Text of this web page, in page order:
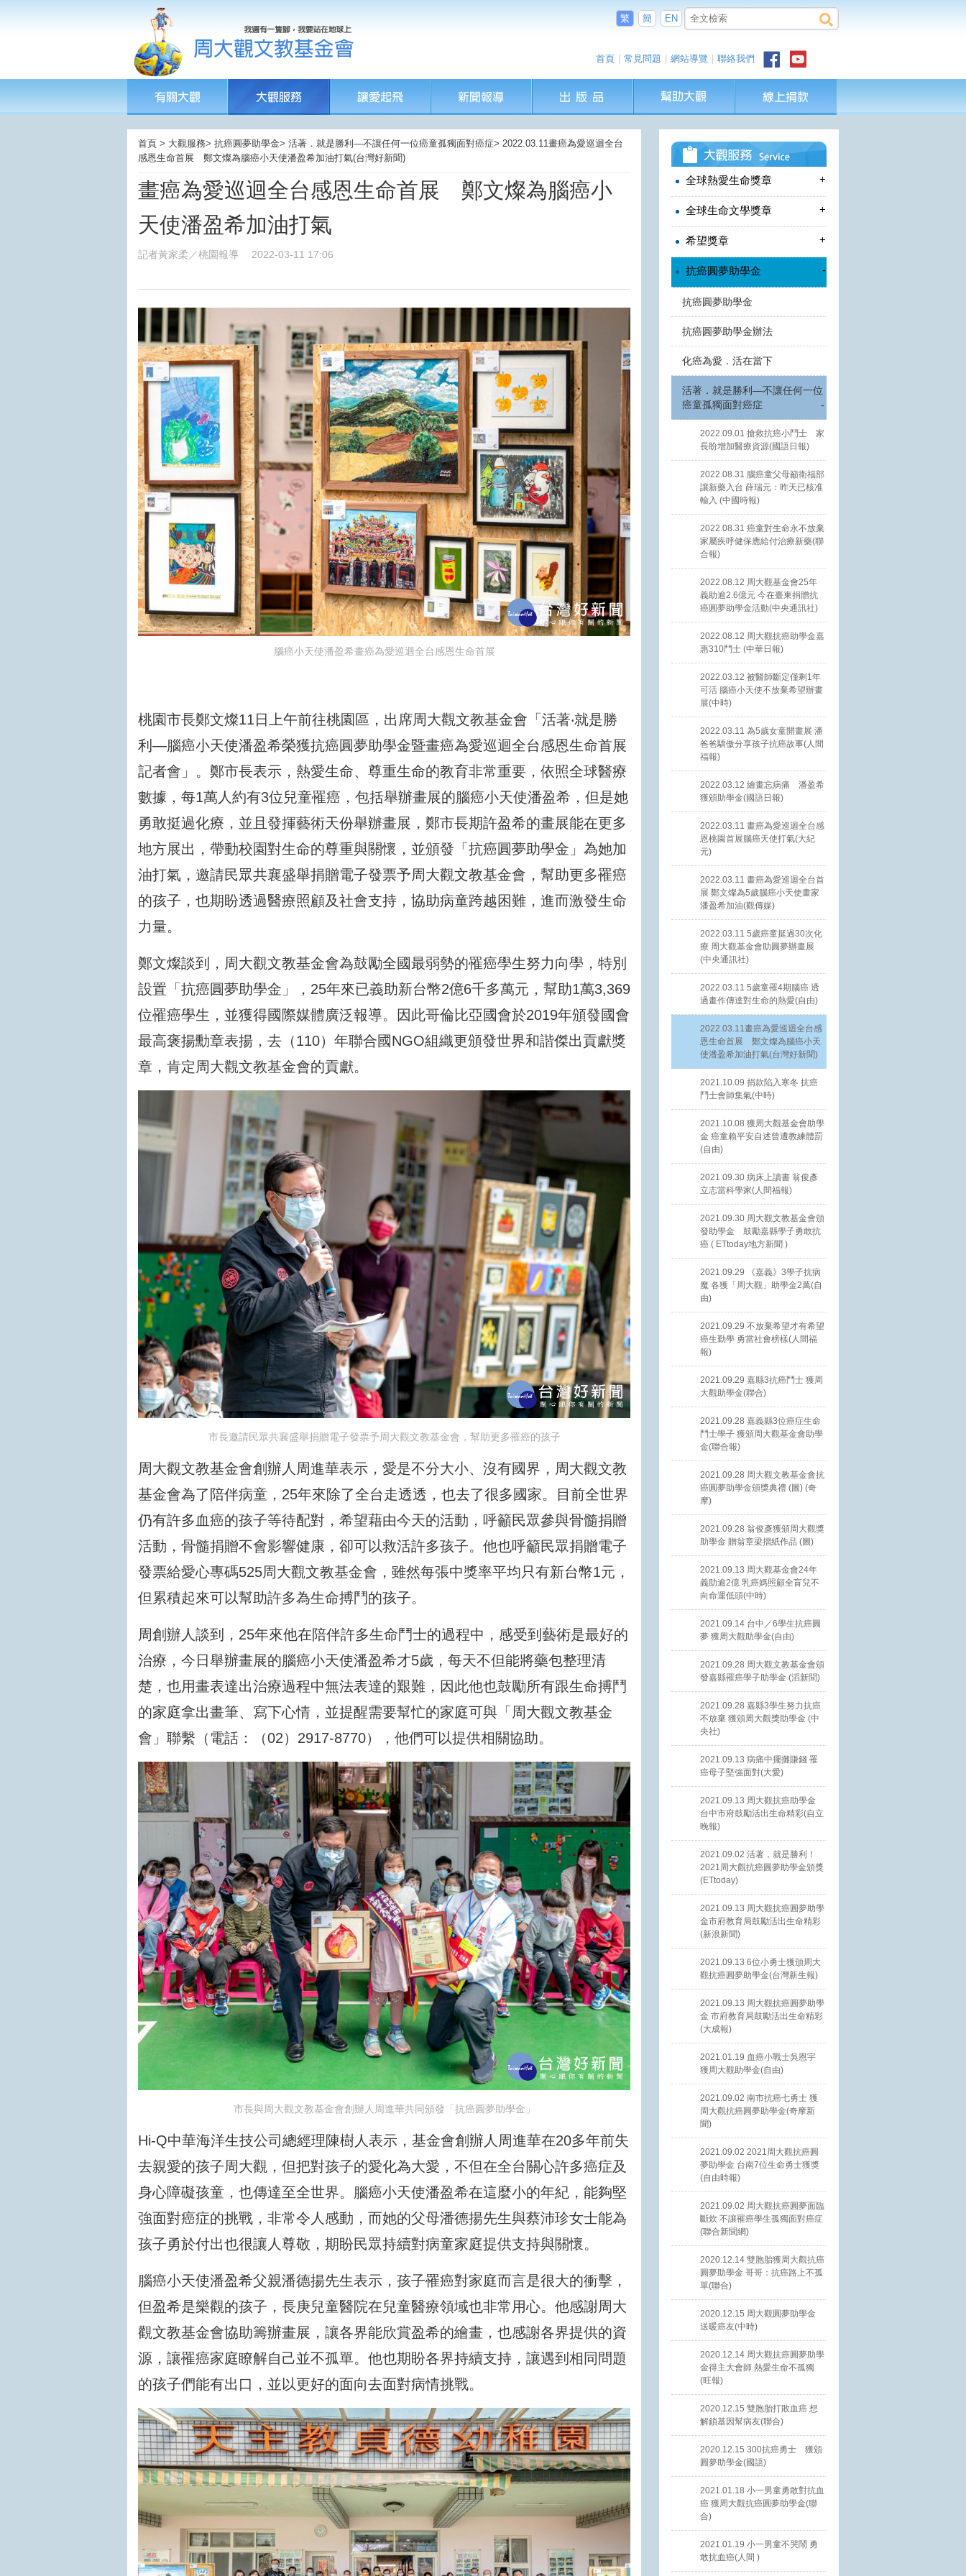
繁 簡 EN
首頁 常見問題 網站導覽 聯絡我們
首頁 > 大觀服務> 抗癌圓夢助學金> 活著．就是勝利—不讓任何一位癌童孤獨面對癌症> 2022.03.11畫癌為愛巡迴全台
感恩生命首展 鄭文燦為腦癌小天使潘盈希加油打氣(台灣好新聞)
畫癌為愛巡迴全台感恩生命首展 鄭文燦為腦癌小
天使潘盈希加油打氣
記者黃家柔／桃園報導 2022-03-11 17:06
腦癌小天使潘盈希畫癌為愛巡迴全台感恩生命首展
桃園市長鄭文燦11日上午前往桃園區，出席周大觀文教基金會「活著‧就是勝
利—腦癌小天使潘盈希榮獲抗癌圓夢助學金暨畫癌為愛巡迴全台感恩生命首展
記者會」。鄭市長表示，熱愛生命、尊重生命的教育非常重要，依照全球醫療
數據，每1萬人約有3位兒童罹癌，包括舉辦畫展的腦癌小天使潘盈希，但是她
勇敢挺過化療，並且發揮藝術天份舉辦畫展，鄭市長期許盈希的畫展能在更多
地方展出，帶動校園對生命的尊重與關懷，並頒發「抗癌圓夢助學金」為她加
油打氣，邀請民眾共襄盛舉捐贈電子發票予周大觀文教基金會，幫助更多罹癌
的孩子，也期盼透過醫療照顧及社會支持，協助病童跨越困難，進而激發生命
力量。
鄭文燦談到，周大觀文教基金會為鼓勵全國最弱勢的罹癌學生努力向學，特別
設置「抗癌圓夢助學金」，25年來已義助新台幣2億6千多萬元，幫助1萬3,369
位罹癌學生，並獲得國際媒體廣泛報導。因此哥倫比亞國會於2019年頒發國會
最高褒揚勳章表揚，去（110）年聯合國NGO組織更頒發世界和諧傑出貢獻獎
章，肯定周大觀文教基金會的貢獻。
市長邀請民眾共襄盛舉捐贈電子發票予周大觀文教基金會，幫助更多罹癌的孩子
周大觀文教基金會創辦人周進華表示，愛是不分大小、沒有國界，周大觀文教
基金會為了陪伴病童，25年來除了全台走透透，也去了很多國家。目前全世界
仍有許多血癌的孩子等待配對，希望藉由今天的活動，呼籲民眾參與骨髓捐贈
活動，骨髓捐贈不會影響健康，卻可以救活許多孩子。他也呼籲民眾捐贈電子
發票給愛心專碼525周大觀文教基金會，雖然每張中獎率平均只有新台幣1元，
但累積起來可以幫助許多為生命搏鬥的孩子。
周創辦人談到，25年來他在陪伴許多生命鬥士的過程中，感受到藝術是最好的
治療，今日舉辦畫展的腦癌小天使潘盈希才5歲，每天不但能將藥包整理清
楚，也用畫表達出治療過程中無法表達的艱難，因此他也鼓勵所有跟生命搏鬥
的家庭拿出畫筆、寫下心情，並提醒需要幫忙的家庭可與「周大觀文教基金
會」聯繫（電話：（02）2917-8770），他們可以提供相關協助。
市長與周大觀文教基金會創辦人周進華共同頒發「抗癌圓夢助學金」
Hi-Q中華海洋生技公司總經理陳樹人表示，基金會創辦人周進華在20多年前失
去親愛的孩子周大觀，但把對孩子的愛化為大愛，不但在全台關心許多癌症及
身心障礙孩童，也傳達至全世界。腦癌小天使潘盈希在這麼小的年紀，能夠堅
強面對癌症的挑戰，非常令人感動，而她的父母潘德揚先生與蔡沛珍女士能為
孩子勇於付出也很讓人尊敬，期盼民眾持續對病童家庭提供支持與關懷。
腦癌小天使潘盈希父親潘德揚先生表示，孩子罹癌對家庭而言是很大的衝擊，
但盈希是樂觀的孩子，長庚兒童醫院在兒童醫療領域也非常用心。他感謝周大
觀文教基金會協助籌辦畫展，讓各界能欣賞盈希的繪畫，也感謝各界提供的資
源，讓罹癌家庭瞭解自己並不孤單。他也期盼各界持續支持，讓遇到相同問題
的孩子們能有出口，並以更好的面向去面對病情挑戰。
全球熱愛生命獎章 +
全球生命文學獎章 +
希望獎章 +
抗癌圓夢助學金 -
抗癌圓夢助學金
抗癌圓夢助學金辦法
化癌為愛．活在當下
活著．就是勝利—不讓任何一位
癌童孤獨面對癌症
-
2022.09.01 搶救抗癌小鬥士 家
長盼增加醫療資源(國語日報)
2022.08.31 腦癌童父母籲衛福部
讓新藥入台 薛瑞元：昨天已核准
輸入 (中國時報)
2022.08.31 癌童對生命永不放棄
家屬疾呼健保應給付治療新藥(聯
合報)
2022.08.12 周大觀基金會25年
義助逾2.6億元 今在臺東捐贈抗
癌圓夢助學金活動(中央通訊社)
2022.08.12 周大觀抗癌助學金嘉
惠310鬥士 (中華日報)
2022.03.12 被醫師斷定僅剩1年
可活 腦癌小天使不放棄希望辦畫
展(中時)
2022.03.11 為5歲女童開畫展 潘
爸爸驕傲分享孩子抗癌故事(人間
福報)
2022.03.12 繪畫忘病痛 潘盈希
獲頒助學金(國語日報)
2022.03.11 畫癌為愛巡迴全台感
恩桃園首展腦癌天使打氣(大紀
元)
2022.03.11 畫癌為愛巡迴全台首
展 鄭文燦為5歲腦癌小天使畫家
潘盈希加油(觀傳媒)
2022.03.11 5歲癌童挺過30次化
療 周大觀基金會助圓夢辦畫展
(中央通訊社)
2022.03.11 5歲童罹4期腦癌 透
過畫作傳達對生命的熱愛(自由)
2022.03.11畫癌為愛巡迴全台感
恩生命首展 鄭文燦為腦癌小天
使潘盈希加油打氣(台灣好新聞)
2021.10.09 捐款陷入寒冬 抗癌
鬥士會師集氣(中時)
2021.10.08 獲周大觀基金會助學
金 癌童賴平安自述曾遭教練體罰
(自由)
2021.09.30 病床上讀書 翁俊彥
立志當科學家(人間福報)
2021.09.30 周大觀文教基金會頒
發助學金 鼓勵嘉縣學子勇敢抗
癌 ( ETtoday地方新聞 )
2021.09.29 《嘉義》3學子抗病
魔 各獲「周大觀」助學金2萬(自
由)
2021.09.29 不放棄希望才有希望
癌生勤學 勇當社會榜樣(人間福
報)
2021.09.29 嘉縣3抗癌鬥士 獲周
大觀助學金(聯合)
2021.09.28 嘉義縣3位癌症生命
鬥士學子 獲頒周大觀基金會助學
金(聯合報)
2021.09.28 周大觀文教基金會抗
癌圓夢助學金頒獎典禮 (圖) (奇
摩)
2021.09.28 翁俊彥獲頒周大觀獎
助學金 贈翁章梁摺紙作品 (圖)
2021.09.13 周大觀基金會24年
義助逾2億 乳癌媽照顧全盲兒不
向命運低頭(中時)
2021.09.14 台中／6學生抗癌圓
夢 獲周大觀助學金(自由)
2021.09.28 周大觀文教基金會頒
發嘉縣罹癌學子助學金 (滔新聞)
2021.09.28 嘉縣3學生努力抗癌
不放棄 獲頒周大觀獎助學金 (中
央社)
2021.09.13 病痛中擺攤賺錢 罹
癌母子堅強面對(大愛)
2021.09.13 周大觀抗癌助學金
台中市府鼓勵活出生命精彩(自立
晚報)
2021.09.02 活著，就是勝利！
2021周大觀抗癌圓夢助學金頒獎
(ETtoday)
2021.09.13 周大觀抗癌圓夢助學
金市府教育局鼓勵活出生命精彩
(新浪新聞)
2021.09.13 6位小勇士獲頒周大
觀抗癌圓夢助學金(台灣新生報)
2021.09.13 周大觀抗癌圓夢助學
金 市府教育局鼓勵活出生命精彩
(大成報)
2021.01.19 血癌小戰士吳恩宇
獲周大觀助學金(自由)
2021.09.02 南市抗癌七勇士 獲
周大觀抗癌圓夢助學金(奇摩新
聞)
2021.09.02 2021周大觀抗癌圓
夢助學金 台南7位生命勇士獲獎
(自由時報)
2021.09.02 周大觀抗癌圓夢面臨
斷炊 不讓罹癌學生孤獨面對癌症
(聯合新聞網)
2020.12.14 雙胞胎獲周大觀抗癌
圓夢助學金 哥哥：抗癌路上不孤
單(聯合)
2020.12.15 周大觀圓夢助學金
送暖癌友(中時)
2020.12.14 周大觀抗癌圓夢助學
金得主大會師 熱愛生命不孤獨
(旺報)
2020.12.15 雙胞胎打敗血癌 想
解鎖基因幫病友(聯合)
2020.12.15 300抗癌勇士 獲頒
圓夢助學金(國語)
2021.01.18 小一男童勇敢對抗血
癌 獲周大觀抗癌圓夢助學金(聯
合)
2021.01.19 小一男童不哭鬧 勇
敢抗血癌(人間 )